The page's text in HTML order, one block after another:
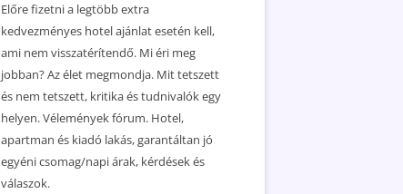
Előre fizetni a legtöbb extra
kedvezményes hotel ajánlat esetén kell,
ami nem visszatérítendő. Mi éri meg
jobban? Az élet megmondja. Mit tetszett
és nem tetszett, kritika és tudnivalók egy
helyen. Vélemények fórum. Hotel,
apartman és kiadó lakás, garantáltan jó
egyéni csomag/napi árak, kérdések és
válaszok.